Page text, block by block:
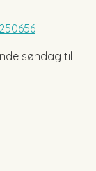
søndag til